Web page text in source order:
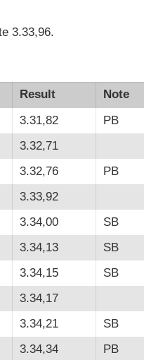
3.33,96.
Result
Note
3.31,82
PB
3.32,71
3.32,76
PB
3.33,92
3.34,00
SB
3.34,13
SB
3.34,15
SB
3.34,17
3.34,21
SB
3.34,34
PB